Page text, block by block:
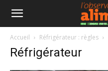
Accueil Réfrigérateur : règles
Réfrigérateur